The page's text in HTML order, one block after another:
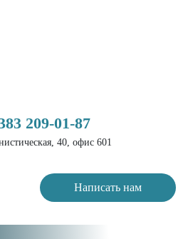
209-01-87
40, офис 601
Написать нам